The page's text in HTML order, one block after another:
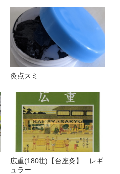
灸点スミ
広重(180壮)【台座灸】 レギ
ュラー